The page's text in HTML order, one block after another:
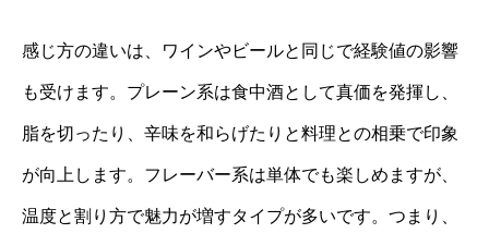
感じ方の違いは、ワインやビールと同じで経験値の影響
も受けます。プレーン系は食中酒として真価を発揮し、
脂を切ったり、辛味を和らげたりと料理との相乗で印象
が向上します。フレーバー系は単体でも楽しめますが、
温度と割り方で魅力が増すタイプが多いです。つまり、